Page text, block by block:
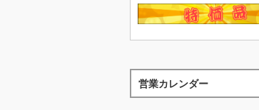
営業カレンダー